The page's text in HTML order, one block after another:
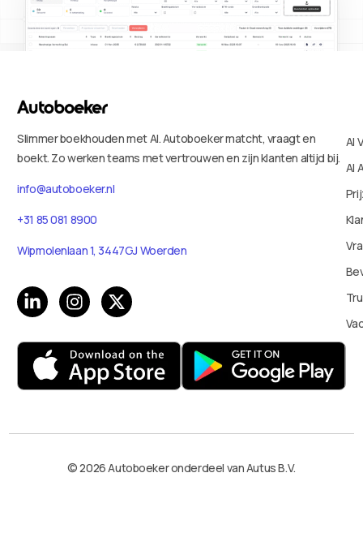
Slimmer boekhouden met AI. Autoboeker matcht, vraagt en
boekt. Zo werken teams met vertrouwen en zijn klanten altijd bij.
info@autoboeker.nl
+31 85 081 8900
Wipmolenlaan 1, 3447GJ Woerden
AI
AI
© 2026 Autoboeker onderdeel van Autus B.V.